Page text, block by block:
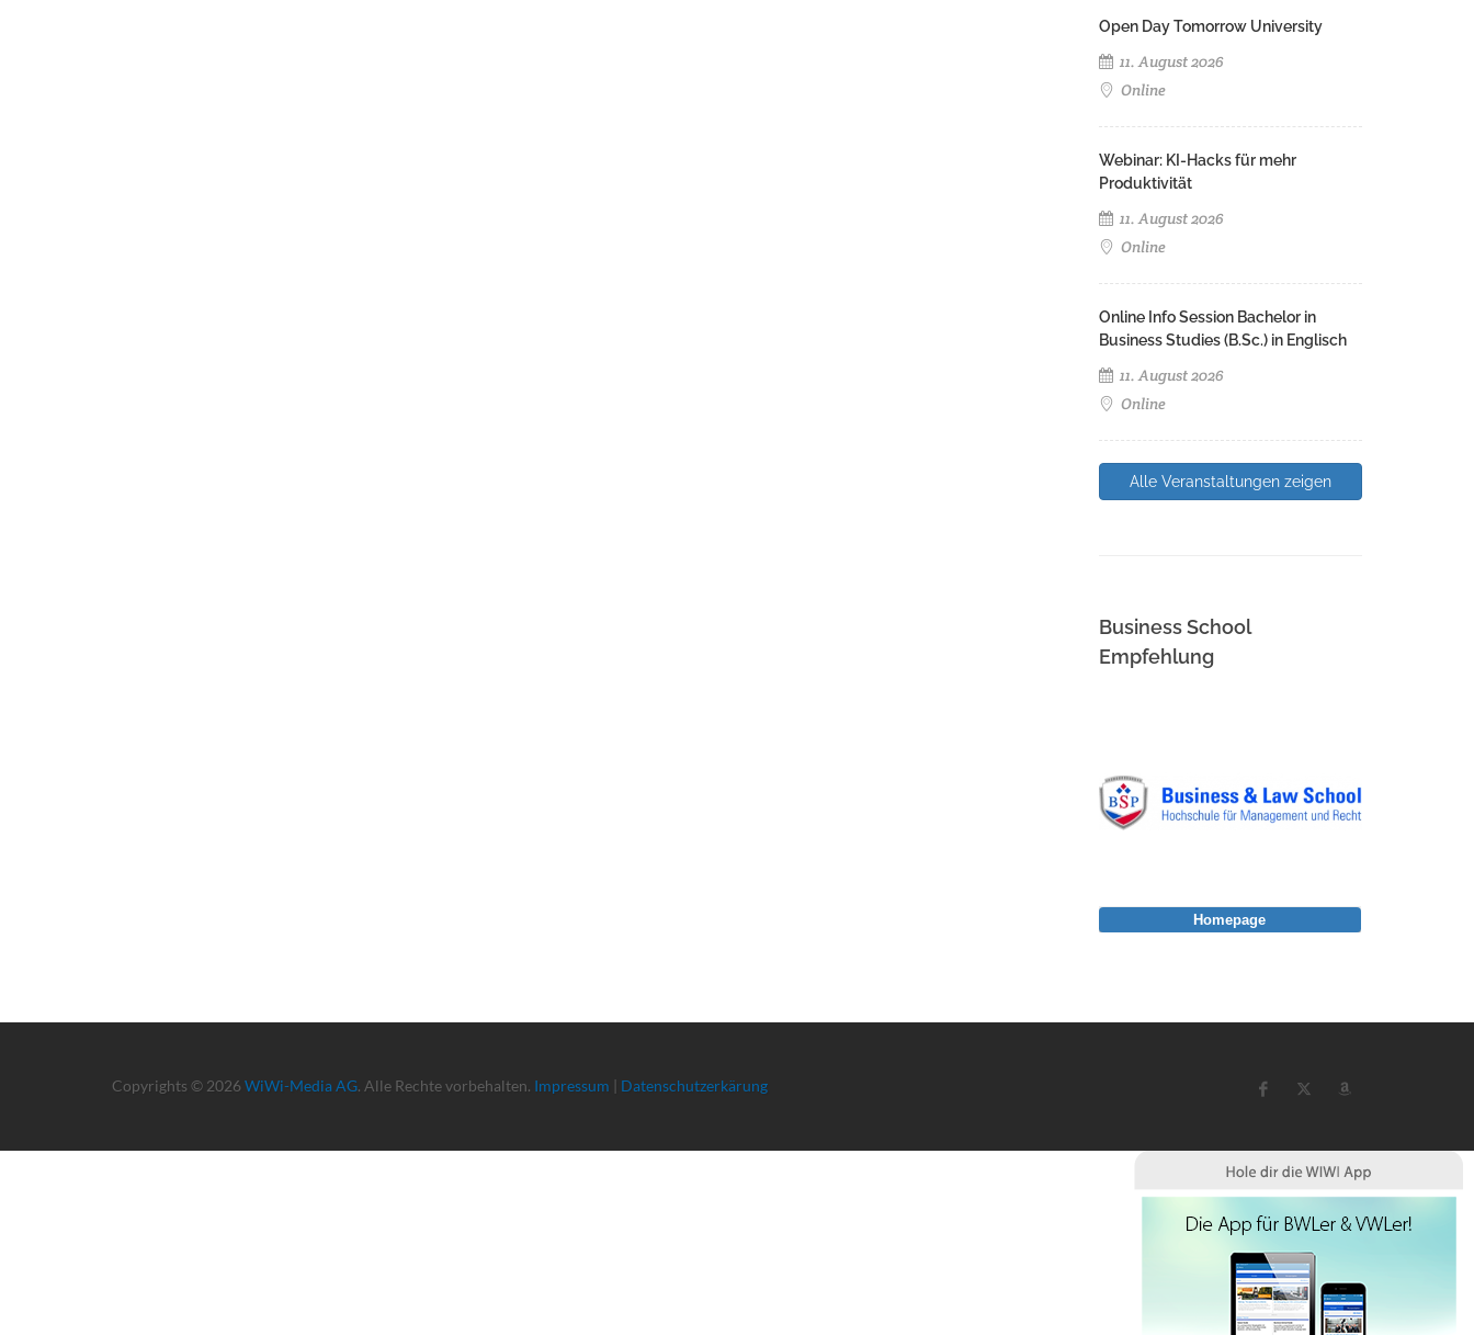
Open Day Tomorrow University
11. August 2026
Online
Webinar: KI-Hacks für mehr
Produktivität
11. August 2026
Online
Online Info Session Bachelor in
Business Studies (B.Sc.) in Englisch
11. August 2026
Online
Alle Veranstaltungen zeigen
Business School
Empfehlung
Copyrights © 2026 WiWi-Media AG. Alle Rechte vorbehalten. Impressum | Datenschutzerkärung
Homepage